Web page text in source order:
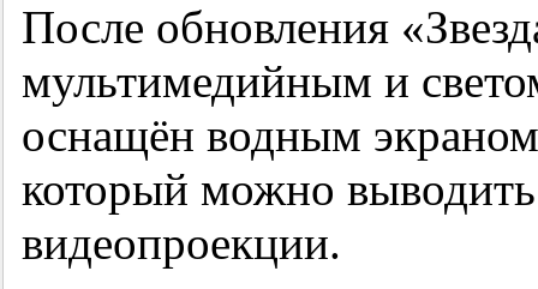
После обновления
мультимедийным и
оснащён водным
который можно
видеопроекции.